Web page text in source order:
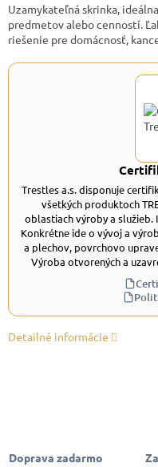
Uzamykateľná skrinka,
predmetov alebo cenností.
riešenie pre domácnosť,
Trestles a.s. disponuje
všetkých produktoch
oblastiach výroby a
Konkrétne ide o vývoj a
a plechov, povrchovo
Výroba otvorených a
Detailné informácie
Doprava zadarmo